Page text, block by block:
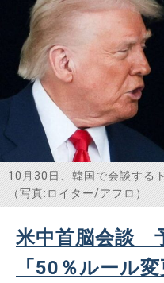
10月30日、韓国で会談する
（写真:ロイター/アフロ）
米中首脳会談
「50％ルール